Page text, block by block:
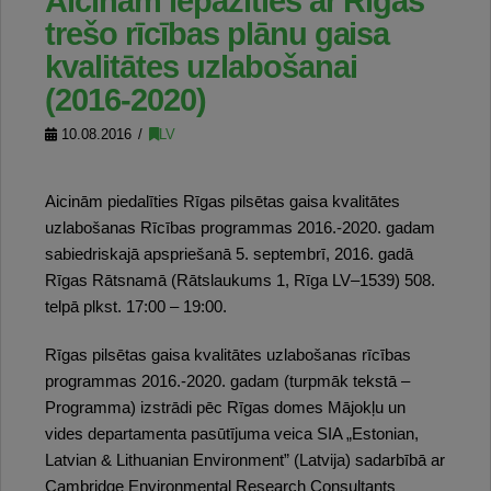
trešo rīcības plānu gaisa
kvalitātes uzlabošanai
(2016-2020)
10.08.2016 LV
Aicinām piedalīties Rīgas pilsētas gaisa kvalitātes
uzlabošanas Rīcības programmas 2016.-2020. gadam
sabiedriskajā apspriešanā 5. septembrī, 2016. gadā
Rīgas Rātsnamā (Rātslaukums 1, Rīga LV–1539) 508.
telpā plkst. 17:00 – 19:00.
Rīgas pilsētas gaisa kvalitātes uzlabošanas rīcības
programmas 2016.-2020. gadam (turpmāk tekstā –
Programma) izstrādi pēc Rīgas domes Mājokļu un
vides departamenta pasūtījuma veica SIA „Estonian,
Latvian & Lithuanian Environment” (Latvija) sadarbībā ar
Cambridge Environmental Research Consultants